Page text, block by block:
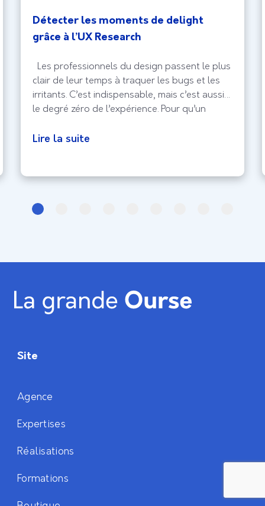
Détecter les moments de delight
grâce à l’UX Research
Les professionnels du design passent le plus
clair de leur temps à traquer les bugs et les
irritants. C’est indispensable, mais c’est aussi
le degré zéro de l’expérience. Pour qu’un
delight, ce moment où l’utilisateur ne se
Lire la suite
Site
Agence
Expertises
Réalisations
Formations